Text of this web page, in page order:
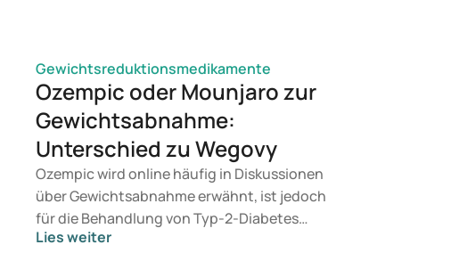
Gewichtsreduktionsmedikamente
Ozempic oder Mounjaro zur
Gewichtsabnahme:
Unterschied zu Wegovy
Ozempic wird online häufig in Diskussionen
über Gewichtsabnahme erwähnt, ist jedoch
für die Behandlung von Typ-2-Diabetes
vorgesehen. Suchen Sie eine Therapie zur
Lies weiter